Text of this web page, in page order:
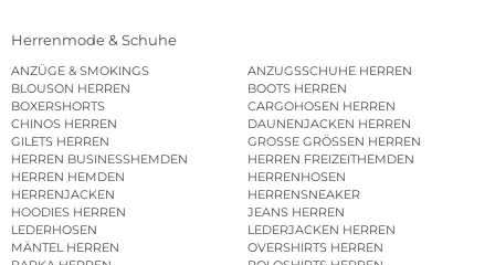
Herrenmode & Schuhe
ANZÜGE & SMOKINGS
ANZUGSSCHUHE HERREN
BLOUSON HERREN
BOOTS HERREN
BOXERSHORTS
CARGOHOSEN HERREN
CHINOS HERREN
DAUNENJACKEN HERREN
GILETS HERREN
GROSSE GRÖSSEN HERREN
HERREN BUSINESSHEMDEN
HERREN FREIZEITHEMDEN
HERREN HEMDEN
HERRENHOSEN
HERRENJACKEN
HERRENSNEAKER
HOODIES HERREN
JEANS HERREN
LEDERHOSEN
LEDERJACKEN HERREN
MÄNTEL HERREN
OVERSHIRTS HERREN